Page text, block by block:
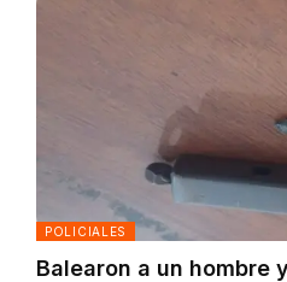
POLICIALES
Balearon a un hombre